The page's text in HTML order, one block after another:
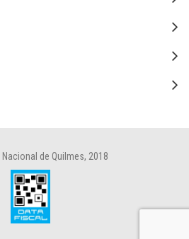
Nacional de Quilmes, 2018